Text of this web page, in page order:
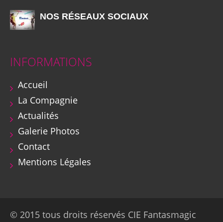
NOS RÉSEAUX SOCIAUX
INFORMATIONS
Accueil
La Compagnie
Actualités
Galerie Photos
Contact
Mentions Légales
© 2015 tous droits réservés CIE Fantasmagic